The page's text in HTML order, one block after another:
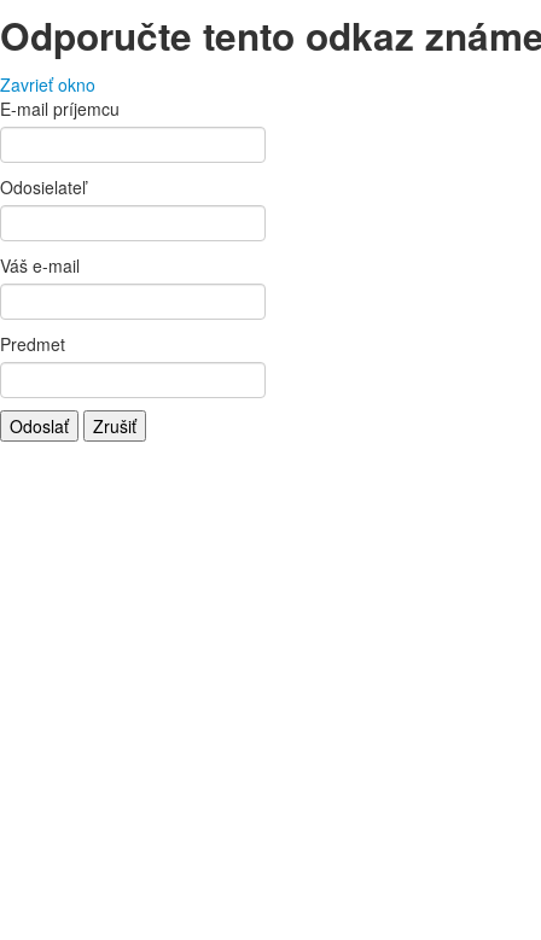
Odporučte tento odkaz
Zavrieť okno
E-mail príjemcu
Odosielateľ
Váš e-mail
Predmet
Odoslať Zrušiť